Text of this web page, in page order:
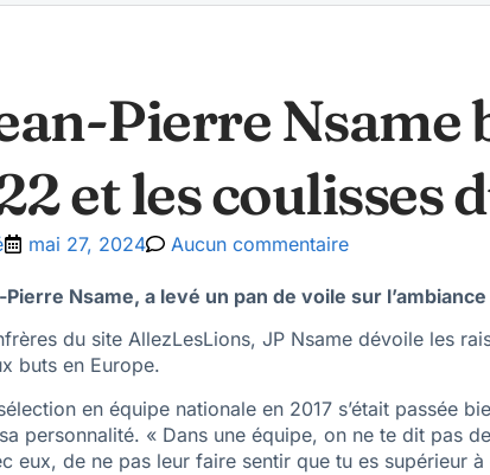
Pierre Nsame
et les coulisses
mai 27, 2024 Aucun commentaire
Pierre Nsame, a levé un pan de voile sur
du site AllezLesLions, JP Nsame dévoile les
buts en Europe.
en équipe nationale en 2017 s’était passée
personnalité. « Dans une équipe, on ne te dit pas
eux, de ne pas leur faire sentir que tu es supérieur